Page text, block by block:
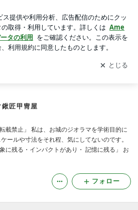
て ブログの更新通知
を受け取りまし
開く
匠甲冑屋
載禁止」 私は、お城のジオラマを学術目的に
ールや寸法をそれ程、気にしてないのです。
に残る・インパクトがあり・ 記憶に残る」 お
フォロー